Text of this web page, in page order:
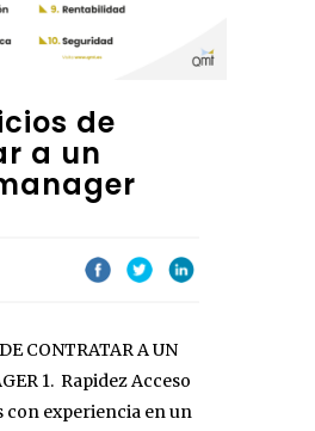
de
a un
CONTRATAR A UN
1. Rapidez Acceso
con experiencia en un